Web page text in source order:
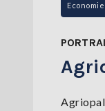
Economie